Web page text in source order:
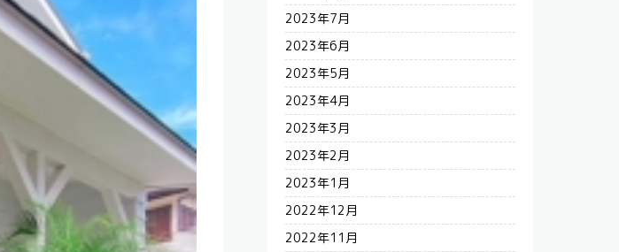
2023年7月
2023年6月
2023年5月
2023年4月
2023年3月
2023年2月
2023年1月
2022年12月
2022年11月